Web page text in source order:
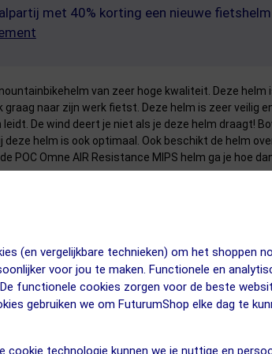
(en vergelijkbare technieken) om het shoppen
voor jou te maken. Functionele en
functionele cookies zorgen voor de beste
gebruiken we om FuturumShop elke dag te
cookie technologie kunnen we je nuttige en
met 40% korting een nieuwe
van zeer hoge kwaliteit. Deze
graag naar zijn werk fietst. Deze helm is zeer
De wind deert je niet als je deze helm draagt!
helm is ook optimaal. Ook beschikt de helm
POC Omne AIR Resistance MIPS helm ga je hoe
MIPS Mountainbikehelm
en mountainbike
van straps
druk bij eventuele impact
2063:2008